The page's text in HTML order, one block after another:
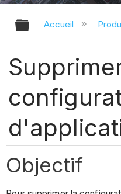
Accueil
Objectif